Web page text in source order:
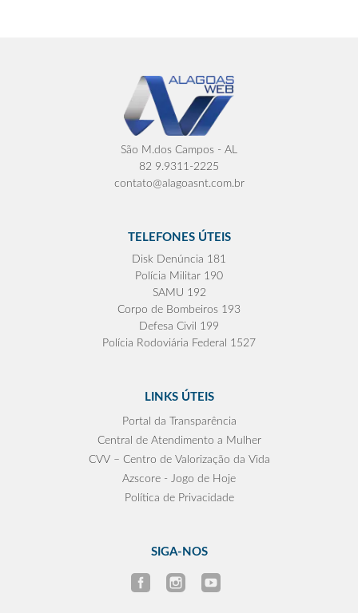
São M.dos Campos - AL
82 9.9311-2225
contato@alagoasnt.com.br
TELEFONES ÚTEIS
Disk Denúncia 181
Polícia Militar 190
SAMU 192
Corpo de Bombeiros 193
Defesa Civil 199
Polícia Rodoviária Federal 1527
LINKS ÚTEIS
Portal da Transparência
Central de Atendimento a Mulher
CVV – Centro de Valorização da Vida
Azscore - Jogo de Hoje
Política de Privacidade
SIGA-NOS